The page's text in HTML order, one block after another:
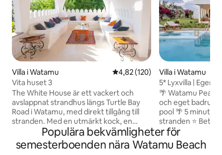
Villa i Watamu 4,82 av 5 i genomsnittligt
4,82 (120)
Vita huset 3
The White House är ett vackert och
avslappnat strandhus längs Turtle Bay
Road i Watamu, med direkt tillgång till
stranden. Med en utmärkt kock, en
underbar pool, 4 sängar, 3 badrum och
en underbar lounge på övervåningen –
det är perfekt! Gäster kommer att
Villa i Watamu
5* Lyxvilla | Egen
stranden
🌴 Watamu Pearl
och eget badrum
pool 🌴 5
stranden ⭐
Bland de 5 %
Airbnb - Perfekt
grupper. - Utsikt över solnedgången
Populära bekvämligheter för
semesterboenden nära Watamu Beach